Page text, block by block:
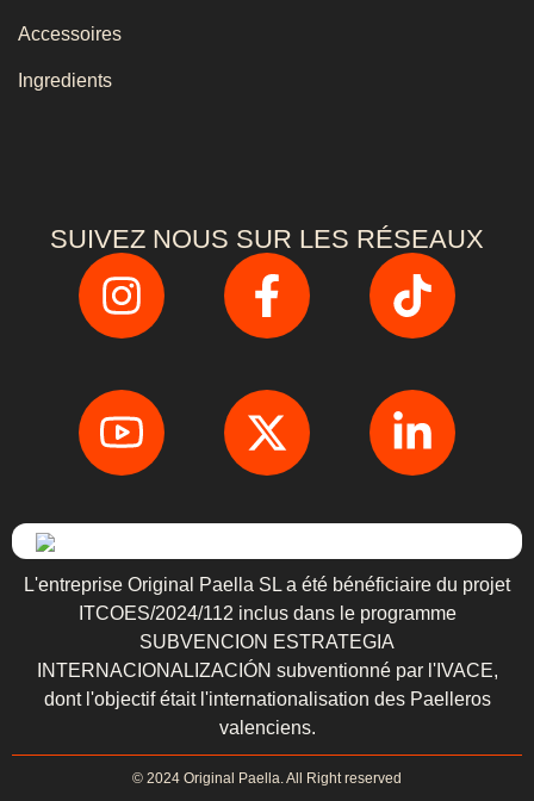
Accessoires
Ingredients
SUIVEZ NOUS SUR LES RÉSEAUX
L'entreprise Original Paella SL a été bénéficiaire du projet
ITCOES/2024/112 inclus dans le programme
SUBVENCION ESTRATEGIA
INTERNACIONALIZACIÓN subventionné par l'IVACE,
dont l'objectif était l'internationalisation des Paelleros
valenciens.
© 2024 Original Paella. All Right reserved